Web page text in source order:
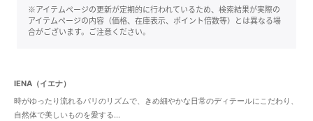
※アイテムページの更新が定期的に行われているため、検索結果が実際の
アイテムページの内容（価格、在庫表示、ポイント倍数等）とは異なる場
合がございます。ご注意ください。
IENA（イエナ）
時がゆったり流れるパリのリズムで、きめ細やかな日常のディテールにこだわり、
自然体で美しいものを愛する...